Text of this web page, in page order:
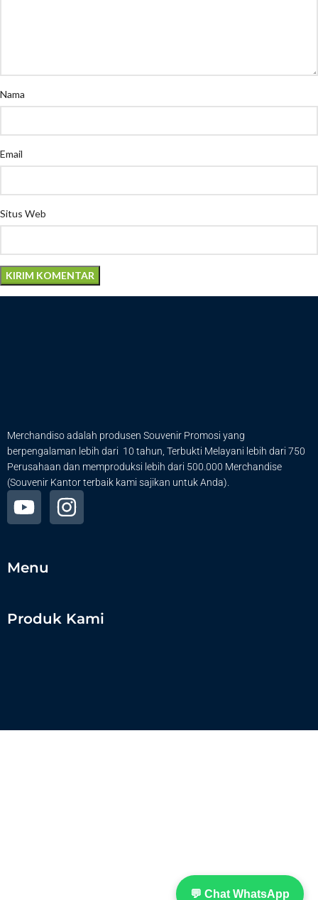
💬 Chat WhatsApp
Nama
Email
Situs Web
Merchandiso adalah produsen Souvenir Promosi yang
berpengalaman lebih dari 10 tahun, Terbukti Melayani lebih dari 750
Perusahaan dan memproduksi lebih dari 500.000 Merchandise
(Souvenir Kantor terbaik kami sajikan untuk Anda).
Menu
Produk Kami